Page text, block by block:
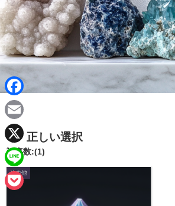
正しい選択
記事数:(1)
その他
F
a
c
e
b
E
m
a
i
X
L